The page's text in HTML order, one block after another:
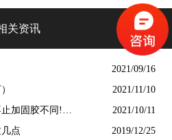
关资讯
2021/09/16
2021/11/10
加固胶不同!
2021/10/11
点 2019/12/25